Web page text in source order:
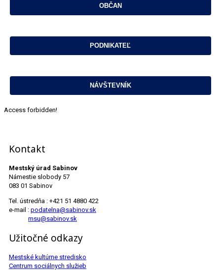
Access forbidden!
Kontakt
Mestský úrad Sabinov
Námestie slobody 57
083 01 Sabinov
Tel. ústredňa : +421 51 4880 422
e-mail : podatelna@sabinov.sk
msu@sabinov.sk
Užitočné odkazy
Mestské kultúrne stredisko
Centrum sociálnych služieb